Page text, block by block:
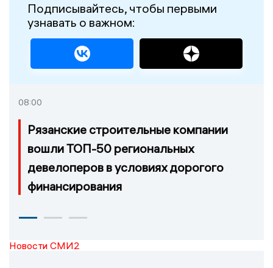
Подписывайтесь, чтобы первыми
узнавать о важном:
08:00
Рязанские строительные компании
вошли ТОП-50 региональных
девелоперов в условиях дорогого
финансирования
Новости СМИ2